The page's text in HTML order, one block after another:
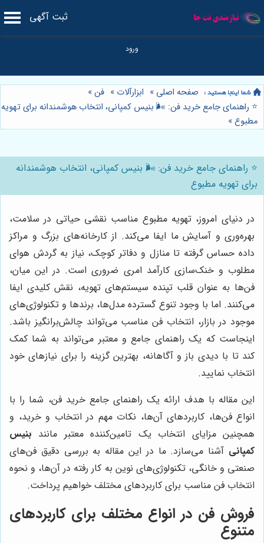
ثبت آگهی
صفحه اصلی » ابزارآلات » فن»
⭐️ راهنمای جامع خرید فن: 🌬️ بنیس کمپانی، انتخاب هوشمندانه برای تهویه
مطبوع»
⭐️ راهنمای جامع خرید فن: 🌬️ بنیس کمپانی، انتخاب هوشمندانه
برای تهویه مطبوع
در دنیای امروز، تهویه مطبوع مناسب نقشی حیاتی در سلامت،
بهره‌وری و آسایش ما ایفا می‌کند. از کارخانه‌های بزرگ و مراکز
داده حساس گرفته تا منازل و دفاتر کوچک، نیاز به گردش هوای
مطلوب و خنک‌سازی کارآمد امری ضروری است. در این میان،
فن‌ها به عنوان قلب تپنده سیستم‌های تهویه، نقش کلیدی ایفا
می‌کنند. اما با وجود تنوع گسترده مدل‌ها، برندها و تکنولوژی‌های
موجود در بازار، انتخاب فن مناسب می‌تواند چالش‌برانگیز باشد.
اینجاست که یک راهنمای جامع و معتبر می‌تواند به شما کمک
کند تا با دیدی باز و آگاهانه، بهترین گزینه را برای نیازهای خود
انتخاب نمایید.
این مقاله با هدف ارائه یک راهنمای جامع خرید فن، شما را با
انواع فن‌ها، کاربردهای آن‌ها، نکات مهم در انتخاب و خرید، و
همچنین مزایای انتخاب یک تامین‌کننده معتبر مانند بنیس
کمپانی آشنا می‌سازد. ما در این مقاله به بررسی دقیق فن‌های
صنعتی و خانگی، تکنولوژی‌های نوین به کار رفته در آن‌ها، و نحوه
انتخاب فن مناسب برای کاربردهای مختلف خواهیم پرداخت.
فروش فن در انواع مختلف برای کاربردهای
متنوع